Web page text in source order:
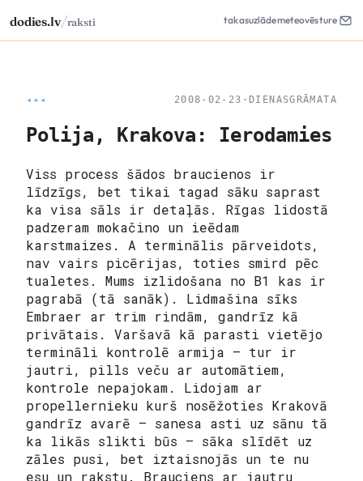
dodies.lv/raksti takasuzlādemeteovēsture
◂◂◂ 2008-02-23 · DIENASGRĀMATA
Polija, Krakova: Ierodamies
Viss process šādos braucienos ir
līdzīgs, bet tikai tagad sāku saprast
ka visa sāls ir detaļās. Rīgas lidostā
padzeram mokačino un ieēdam
karstmaizes. A terminālis pārveidots,
nav vairs picērijas, toties smird pēc
tualetes. Mums izlidošana no B1 kas ir
pagrabā (tā sanāk). Lidmašina sīks
Embraer ar trim rindām, gandrīz kā
privātais. Varšavā kā parasti vietējo
termināli kontrolē armija – tur ir
jautri, pills veču ar automātiem,
kontrole nepajokam. Lidojam ar
propellernieku kurš nosēžoties Krakovā
gandrīz avarē – sanesa asti uz sānu tā
ka likās slikti būs – sāka slīdēt uz
zāles pusi, bet iztaisnojās un te nu
esu un rakstu. Brauciens ar jautru